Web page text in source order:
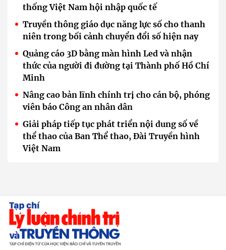
thống Việt Nam hội nhập quốc tế
Truyền thông giáo dục năng lực số cho thanh
niên trong bối cảnh chuyển đổi số hiện nay
Quảng cáo 3D bằng màn hình Led và nhận
thức của người đi đường tại Thành phố Hồ Chí
Minh
Nâng cao bản lĩnh chính trị cho cán bộ, phóng
viên báo Công an nhân dân
Giải pháp tiếp tục phát triển nội dung số về
thể thao của Ban Thể thao, Đài Truyền hình
Việt Nam